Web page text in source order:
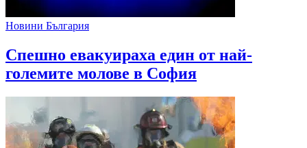
Новини България
Спешно евакуираха един от най-
големите молове в София